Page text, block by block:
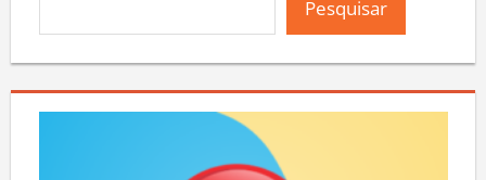
Pesquisar